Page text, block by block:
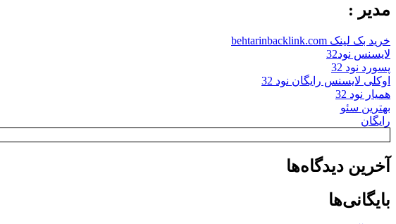
مدیر :
خرید بک لینک behtarinbacklink.com
لایسنس نود32
پسورد نود 32
اوکلی لایسنس رایگان نود 32
همیار نود 32
بهترین سئو
رایگان
آخرین دیدگاه‌ها
بایگانی‌ها